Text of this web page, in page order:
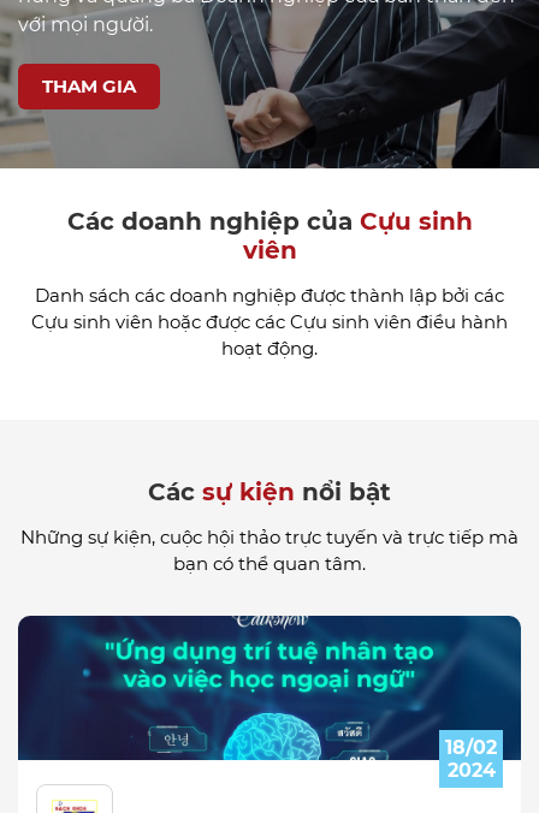
với mọi người.
THAM GIA
Các doanh nghiệp của Cựu sinh
viên
Danh sách các doanh nghiệp được thành lập bởi các
Cựu sinh viên hoặc được các Cựu sinh viên điều hành
hoạt động.
Các sự kiện nổi bật
Những sự kiện, cuộc hội thảo trực tuyến và trực tiếp mà
bạn có thể quan tâm.
18/02
2024